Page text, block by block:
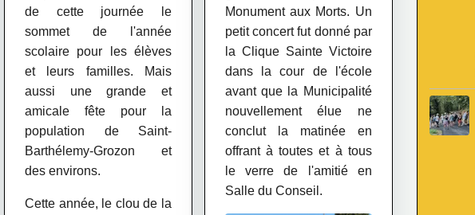
de cette journée le
sommet de l'année
scolaire pour les élèves
et leurs familles. Mais
aussi une grande et
amicale fête pour la
population de Saint-
Barthélemy-Grozon et
des environs.
Cette année, le clou de la
Monument aux Morts. Un
petit concert fut donné par
la Clique Sainte Victoire
dans la cour de l'école
avant que la Municipalité
nouvellement élue ne
conclut la matinée en
offrant à toutes et à tous
le verre de l'amitié en
Salle du Conseil.